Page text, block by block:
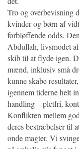
Tro og overbevisning
kvinder og børn af
forbløffende odds.
Abdullah, livsmodet
skib til at flyde igen.
mænd, inklusiv små
kunne skabe
igennem tiderne helt
handling – pletfri,
Konflikten mellem
deres bestræbelser til
onde magter. Vi